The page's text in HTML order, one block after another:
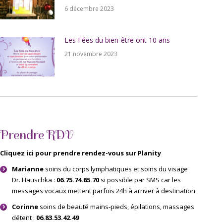
6 décembre 2023
Les Fées du bien-être ont 10 ans
21 novembre 2023
Prendre RDV
Cliquez ici pour prendre rendez-vous sur Planity
Marianne soins du corps lymphatiques et soins du visage
Dr. Hauschka : 06.75.74.65.70 si possible par SMS car les
messages vocaux mettent parfois 24h à arriver à destination
Corinne soins de beauté mains-pieds, épilations, massages
détent : 06.83.53.42.49